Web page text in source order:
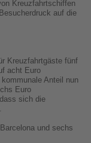
Kreuzfahrtschiffen
auf die
Kreuzfahrtgäste fünf
acht Euro
Anteil nun
Euro
sich die
und sechs